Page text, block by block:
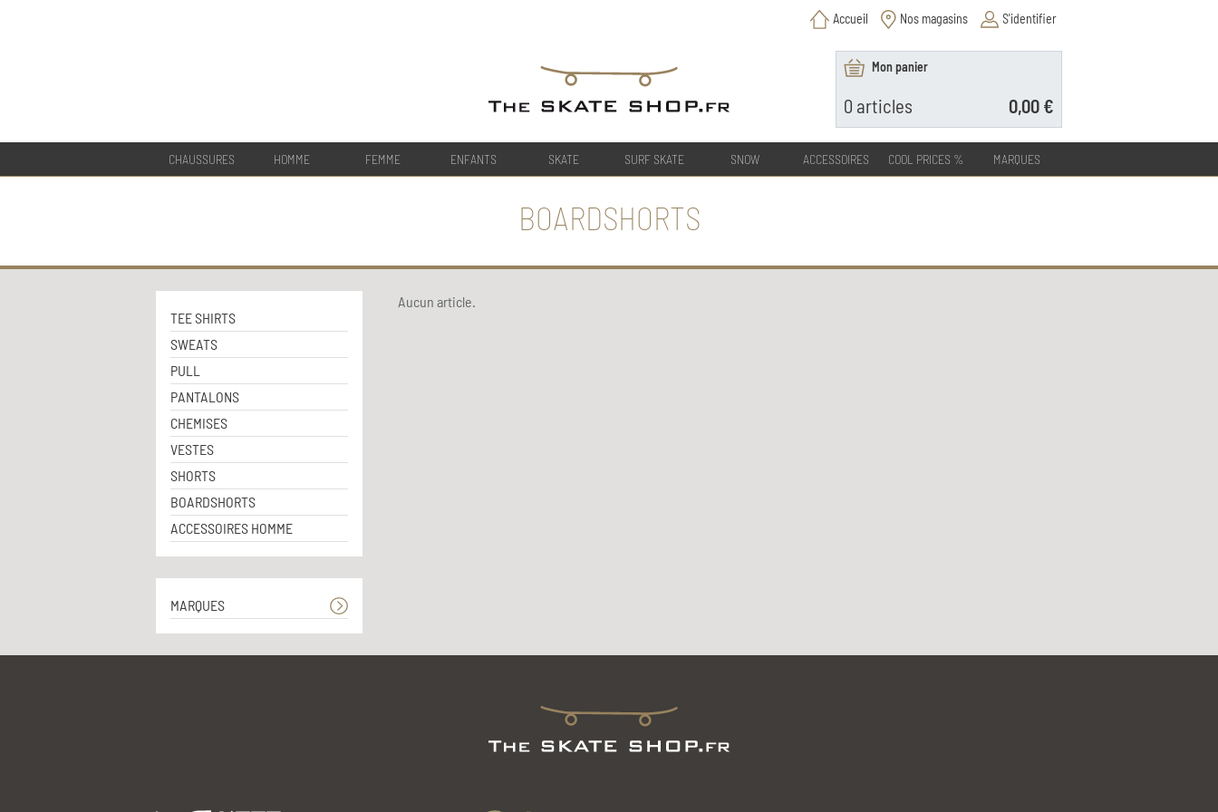
Accueil Nos magasins S'identifier
Mon panier
0 articles 0,00 €
CHAUSSURES HOMME FEMME ENFANTS SKATE SURF SKATE SNOW ACCESSOIRES COOL PRICES % MARQUES
BOARDSHORTS
TEE SHIRTS
SWEATS
PULL
PANTALONS
CHEMISES
VESTES
SHORTS
BOARDSHORTS
ACCESSOIRES HOMME
MARQUES
Aucun article.